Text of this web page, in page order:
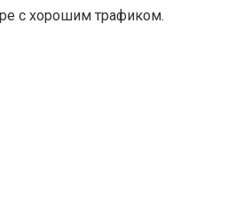
с хорошим трафиком.